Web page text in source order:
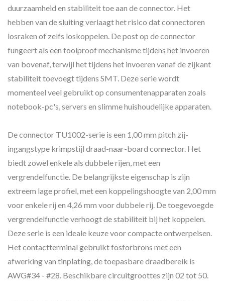
duurzaamheid en stabiliteit toe aan de connector. Het
hebben van de sluiting verlaagt het risico dat connectoren
losraken of zelfs loskoppelen. De post op de connector
fungeert als een foolproof mechanisme tijdens het invoeren
van bovenaf, terwijl het tijdens het invoeren vanaf de zijkant
stabiliteit toevoegt tijdens SMT. Deze serie wordt
momenteel veel gebruikt op consumentenapparaten zoals
notebook-pc's, servers en slimme huishoudelijke apparaten.
De connector TU1002-serie is een 1,00 mm pitch zij-
ingangstype krimpstijl draad-naar-board connector. Het
biedt zowel enkele als dubbele rijen, met een
vergrendelfunctie. De belangrijkste eigenschap is zijn
extreem lage profiel, met een koppelingshoogte van 2,00 mm
voor enkele rij en 4,26 mm voor dubbele rij. De toegevoegde
vergrendelfunctie verhoogt de stabiliteit bij het koppelen.
Deze serie is een ideale keuze voor compacte ontwerpeisen.
Het contactterminal gebruikt fosforbrons met een
afwerking van tinplating, de toepasbare draadbereik is
AWG#34 - #28. Beschikbare circuitgroottes zijn 02 tot 50.